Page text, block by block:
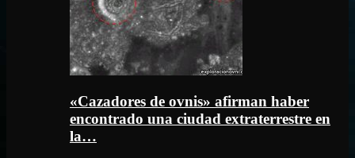
«Cazadores de ovnis» afirman haber
encontrado una ciudad extraterrestre en
la…